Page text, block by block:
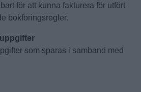
för att kunna fakturera för utfört
bokföringsregler.
som sparas i samband med